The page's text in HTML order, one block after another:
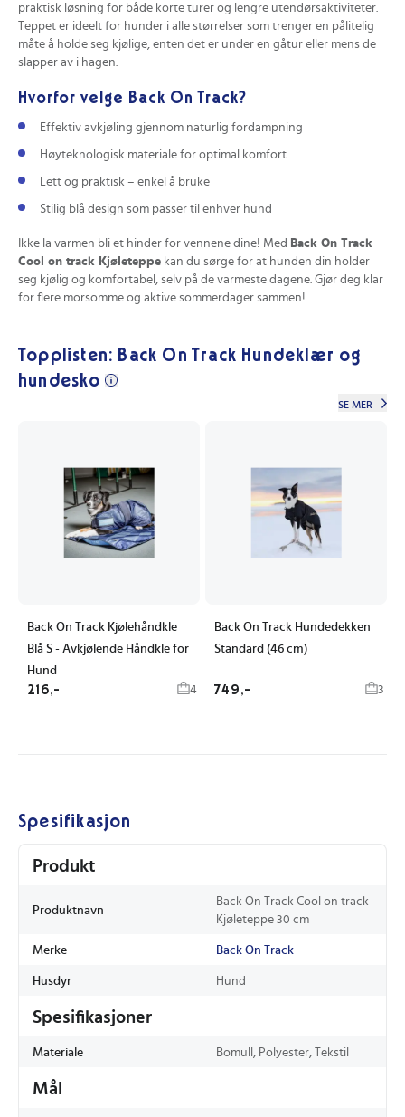
praktisk løsning for både korte turer og lengre utendørsaktiviteter.
Teppet er ideelt for hunder i alle størrelser som trenger en pålitelig
måte å holde seg kjølige, enten det er under en gåtur eller mens de
slapper av i hagen.
Hvorfor velge Back On Track?
Effektiv avkjøling gjennom naturlig fordampning
Høyteknologisk materiale for optimal komfort
Lett og praktisk – enkel å bruke
Stilig blå design som passer til enhver hund
Ikke la varmen bli et hinder for vennene dine! Med Back On Track
Cool on track Kjøleteppe kan du sørge for at hunden din holder
seg kjølig og komfortabel, selv på de varmeste dagene. Gjør deg klar
for flere morsomme og aktive sommerdager sammen!
Topplisten: Back On Track Hundeklær og
hundesko
SE MER
Back On Track Kjølehåndkle
Blå S - Avkjølende Håndkle for
Hund
216,- 4
Back On Track Hundedekken
Standard (46 cm)
749,- 3
Spesifikasjon
Produkt
Produktnavn
Back On Track Cool on track
Kjøleteppe 30 cm
Merke Back On Track
Husdyr Hund
Spesifikasjoner
Materiale Bomull, Polyester, Tekstil
Mål